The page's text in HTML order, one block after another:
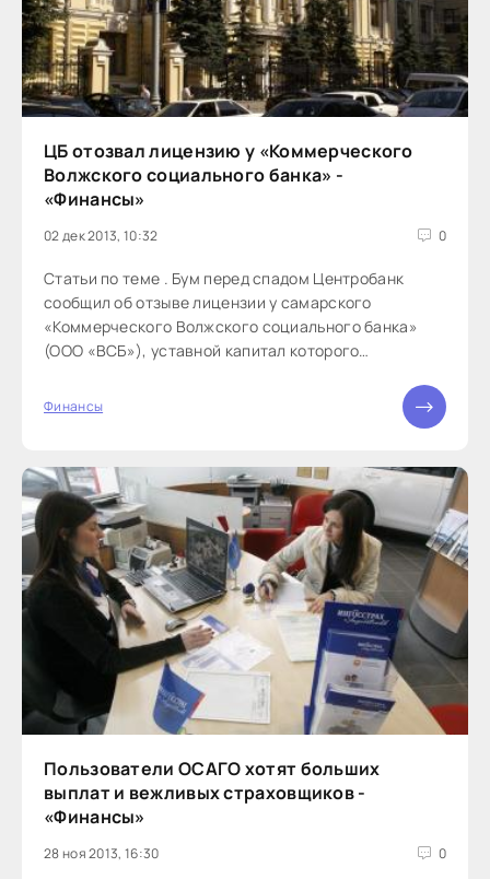
ЦБ отозвал лицензию у «Коммерческого
Волжского социального банка» -
«Финансы»
02 дек 2013, 10:32 0
Статьи по теме . Бум перед спадом Центробанк
сообщил об отзыве лицензии у самарского
«Коммерческого Волжского социального банка»
(ООО «ВСБ»), уставной капитал которого
организация является участником системы
страхования вкладов и входит в четвертую сотню
Финансы
Пользователи ОСАГО хотят больших
выплат и вежливых страховщиков -
«Финансы»
28 ноя 2013, 16:30 0